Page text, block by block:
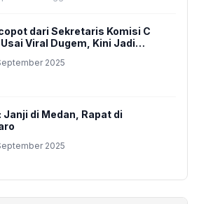
dari Sekretaris Komisi C
Viral Dugem, Kini Jadi
2025
Janji di Medan, Rapat di
2025